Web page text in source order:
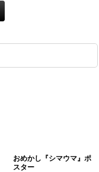
おめかし『シマウマ』ポ
スター